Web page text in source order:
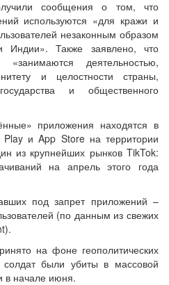
сообщения о том, что
используются «для кражи и
незаконным образом
Индии». Также заявлено, что
деятельностью,
и целостности страны,
и общественного
приложения находятся в
и App Store на территории
из крупнейших рынков TikTok:
на апрель этого года
под запрет приложений –
(по данным из свежих
на фоне геополитических
солдат были убиты в массовой
в начале июня.